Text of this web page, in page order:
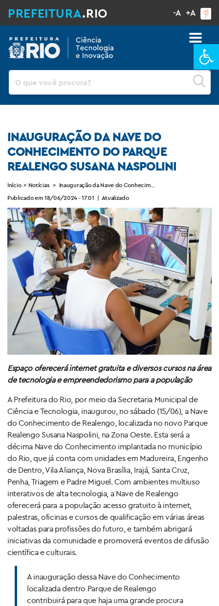
PREFEITURA.RIO -A +A
Pesquisar
INAUGURAÇÃO DA NAVE DO
CONHECIMENTO DO PARQUE
REALENGO SUSANA NASPOLINI
Início > Notícias > Inauguração da Nave do Conhecimento do Parque Realengo
Publicado em 18/06/2024 - 17:01 | Atualizado
Espaço oferecerá internet gratuita e diversos cursos na área
de tecnologia e empreendedorismo para a população
A Prefeitura do Rio, por meio da Secretaria Municipal de
Ciência e Tecnologia, inaugurou, no sábado (15/06), a Nave
do Conhecimento de Realengo, localizada no novo Parque
Realengo Susana Naspolini, na Zona Oeste. Esta será a
décima Nave do Conhecimento implantada no município
do Rio, que já conta com unidades em Madureira, Engenho
de Dentro, Vila Aliança, Nova Brasília, Irajá, Santa Cruz,
Penha, Triagem e Padre Miguel. Com ambientes multiuso
interativos de alta tecnologia, a Nave de Realengo
oferecerá para a população acesso gratuito à internet,
palestras, oficinas e cursos de qualificação em várias áreas
voltadas para profissões do futuro, e também abrigará
iniciativas da comunidade e promoverá eventos de difusão
científica e culturais.
A inauguração dessa Nave do Conhecimento
localizada dentro Parque de Realengo
contribuirá para que haja uma grande procura